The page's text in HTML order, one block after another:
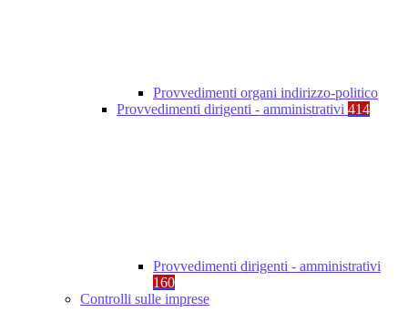
Provvedimenti organi indirizzo-politico
Provvedimenti dirigenti - amministrativi 414
Provvedimenti dirigenti - amministrativi
160
Controlli sulle imprese